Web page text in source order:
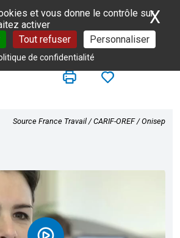
cookies
et vous donne le contrôle sur
activer
Tout refuser Personnaliser
de confidentialité
X
Source France Travail / CARIF-OREF / Onisep